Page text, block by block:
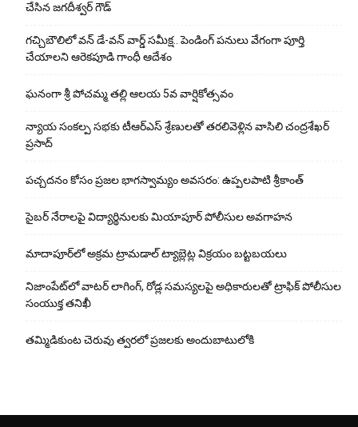
చేసిన జగదీశ్వర్ గౌడ్
గచ్చిబౌలిలో వన్ డే-వన్ వార్డ్ సమీక్ష.. పెండింగ్ పనులు వేగంగా పూర్తి
చేయాలని ఆరెకపూడి గాంధీ ఆదేశం
ఘ‌నంగా శ్రీ పోచమ్మ త‌ల్లి ఆలయ 5వ వార్షికోత్సవం
న్యాయ సంక‌ల్ప స‌భ‌కు టీఆర్ఎస్ శ్రేణుల‌తో త‌ర‌లివెళ్లిన వాసిలి చంద్ర‌శేఖ‌ర్
ప్ర‌సాద్
పచ్చదనం కోసం ప్రజల భాగస్వామ్యం అవసరం: ఉప్పలపాటి శ్రీకాంత్
సైబర్ నేరాలపై విద్యార్థినులకు మియాపూర్ పోలీసుల అవగాహన
మాదాపూర్‌లో అక్రమ ట్రామడాల్ ట్యాబ్లెట్ల విక్రయం బట్టబయలు
నిజాంపేట్‌లో వాటర్ లాగింగ్, రోడ్ల సమస్యలపై అధికారులతో ట్రాఫిక్ పోలీసుల
సంయుక్త తనిఖీ
తమ్మిడికుంట చెరువు త్వరలో ప్రజలకు అందుబాటులోకి